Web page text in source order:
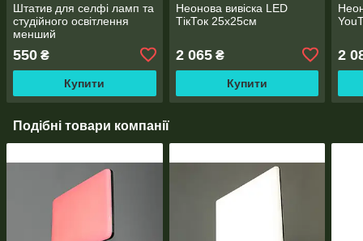
Штатив для селфі ламп та
студійного освітлення
менший
550 ₴
Купити
Неонова вивіска LED
ТікТок 25х25см
2 065₴
Купити
2
Подібні товари компанії